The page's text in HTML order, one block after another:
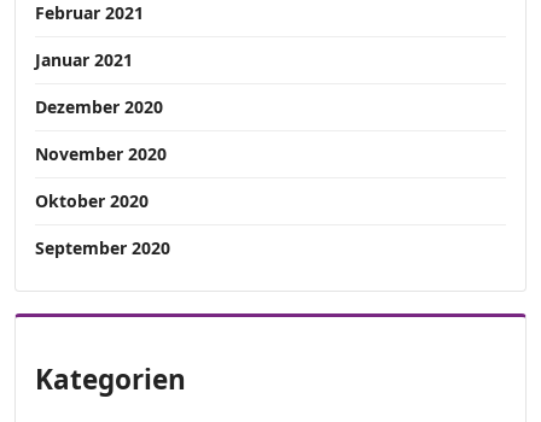
Februar 2021
Januar 2021
Dezember 2020
November 2020
Oktober 2020
September 2020
Kategorien